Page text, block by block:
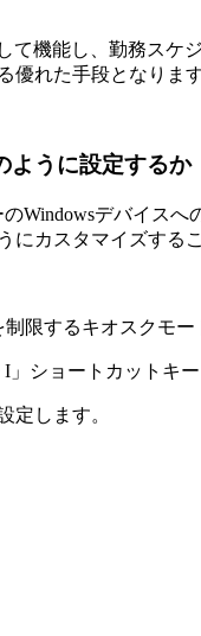
て機能し、勤務スケ
優れた手段となります
ように設定するか
Windowsデバイス
カスタマイズする
限するキオスクモ
ショートカットキ
定します。